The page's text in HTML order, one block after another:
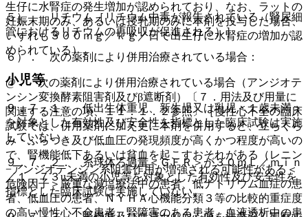
生仔に水腎症の発生増加が認められており、なお、ラットの
妊娠末期のみ、あるいは授乳期のみに本剤を投与した場合、
いずれも３００ｍｇ／ｋｇ／日で出生仔に水腎症の増加が認
められている）。
小児等
９．７．１． 低出生体重児、新生児又は乳児＜１歳未満＞
を対象とした有効性及び安全性を指標とした臨床試験は実施
していない。
９．７．２． 糸球体ろ過量＜ＧＦＲ＞が３０ｍＬ／ｍｉｎ
／１．７３u未満の小児等を対象とした有効性及び安全性を
指標とした臨床試験は実施していない。
５）． リチウム［リチウム中毒が報告されている（腎尿細
管におけるリチウムの再吸収が促進される）］。
６）． 次の薬剤により併用治療されている場合：
@． 次の薬剤により併用治療されている場合（アンジオテ
ンシン変換酵素阻害剤及びβ遮断剤）〔７．用法及び用量に
関連する注意の項、１１．１．２参照〕［慢性心不全の臨床
試験では、併用薬剤に加え更に本剤を併用すると、立ちくら
み・ふらつき及び低血圧の発現頻度が高くかつ程度が高いの
で、腎機能低下あるいは貧血を起こすおそれがある（レニン
−アンジオテンシン系阻害作用が増強される可能性がある＜
危険因子＞厳重な減塩療法中の患者、低ナトリウム血症の患
者、低血圧の患者、ＮＹＨＡ心機能分類３等の比較的重症度
の高い慢性心不全患者、腎障害のある患者、血液透析中の患